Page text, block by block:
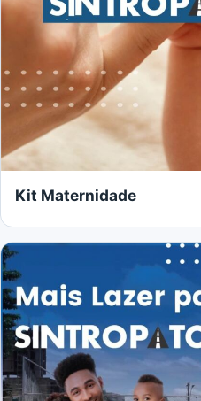
Kit Maternidade